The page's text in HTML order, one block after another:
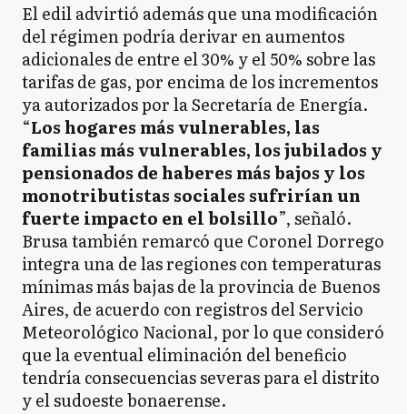
El edil advirtió además que una modificación
del régimen podría derivar en aumentos
adicionales de entre el 30% y el 50% sobre las
tarifas de gas, por encima de los incrementos
ya autorizados por la Secretaría de Energía.
“Los hogares más vulnerables, las
familias más vulnerables, los jubilados y
pensionados de haberes más bajos y los
monotributistas sociales sufrirían un
fuerte impacto en el bolsillo”, señaló.
Brusa también remarcó que Coronel Dorrego
integra una de las regiones con temperaturas
mínimas más bajas de la provincia de Buenos
Aires, de acuerdo con registros del Servicio
Meteorológico Nacional, por lo que consideró
que la eventual eliminación del beneficio
tendría consecuencias severas para el distrito
y el sudoeste bonaerense.